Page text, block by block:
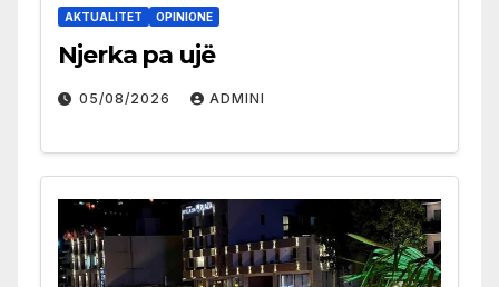
AKTUALITET OPINIONE
Njerka pa ujë
05/08/2026 ADMINI